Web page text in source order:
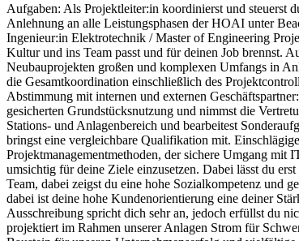
Aufgaben: Als Projektleiter:in koordi­nierst und steuerst
Anlehnung an alle Leistungs­phasen der HOAI unter
Ingenieur:in Elektrotechnik / Master of Engineering
Kultur und ins Team passt und für deinen Job brennst.
Neubauprojekten großen und komplexen Umfangs in
die Gesamtkoordination einschließlich des
Abstimmung mit internen und externen
gesicherten Grundstücksnutzung und nimmst die
Stations- und Anlagenbereich und bearbeitest
bringst eine vergleichbare Qualifikation mit.
Projektmanagementmethoden, der sichere Umgang mit
umsichtig für deine Ziele einzusetzen. Dabei lässt du
Team, dabei zeigst du eine hohe Sozialkompetenz und
dabei ist deine hohe Kundenorientierung eine deiner
Ausschreibung spricht dich sehr an, jedoch erfüllst du
projektiert im Rahmen unserer Anlagen Strom für